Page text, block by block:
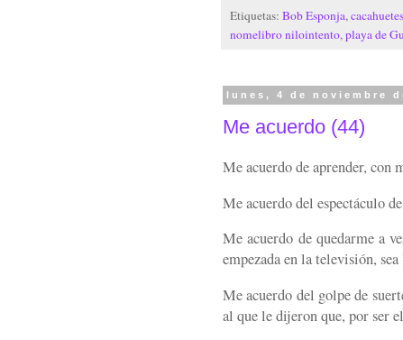
Etiquetas: Bob Esponja, cacahuetes
nomelibro nilointento, playa de
lunes, 4 de noviembre
Me acuerdo (44)
Me acuerdo de aprender, con
Me acuerdo del espectáculo
Me acuerdo de quedarme a
empezada en la televisión,
Me acuerdo del golpe de
al que le dijeron que, por ser